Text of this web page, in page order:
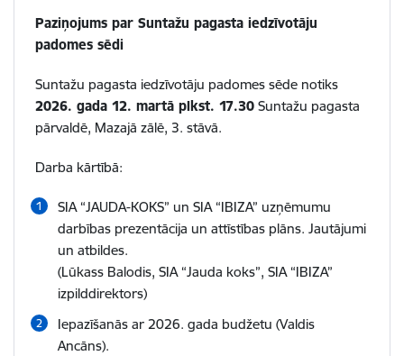
Paziņojums par Suntažu pagasta iedzīvotāju
padomes sēdi
Suntažu pagasta iedzīvotāju padomes sēde notiks
2026. gada 12. martā plkst. 17.30Suntažu pagasta
pārvaldē, Mazajā zālē, 3. stāvā.
Darba kārtībā:
SIA “JAUDA-KOKS” un SIA “IBIZA” uzņēmumu
darbības prezentācija un attīstības plāns. Jautājumi
un atbildes.
(Lūkass Balodis, SIA “Jauda koks”, SIA “IBIZA”
izpilddirektors)
Iepazīšanās ar 2026. gada budžetu (Valdis
Ancāns).